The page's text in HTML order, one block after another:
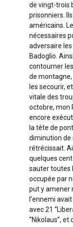
de vingt-trois
prisonniers.
américains.
nécessaires
adversaire
Badoglio.
contourner
de montagne,
les secourir,
vitale des
octobre, mon
encore
la tête de
diminution de
rétrécissait.
quelques
sauter toutes
occupée par
put y amener
l’ennemi
avec 21
“Nikolaus”,